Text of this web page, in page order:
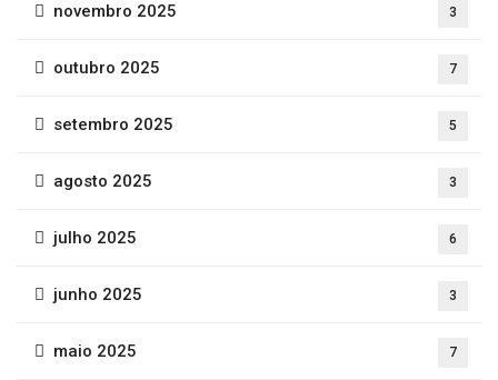
novembro 2025 3
outubro 2025 7
setembro 2025 5
agosto 2025 3
julho 2025 6
junho 2025 3
maio 2025 7